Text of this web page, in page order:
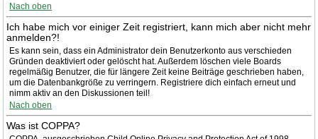
Nach oben
Ich habe mich vor einiger Zeit registriert, kann mich aber nicht mehr
anmelden?!
Es kann sein, dass ein Administrator dein Benutzerkonto aus verschieden
Gründen deaktiviert oder gelöscht hat. Außerdem löschen viele Boards
regelmäßig Benutzer, die für längere Zeit keine Beiträge geschrieben haben,
um die Datenbankgröße zu verringern. Registriere dich einfach erneut und
nimm aktiv an den Diskussionen teil!
Nach oben
Was ist COPPA?